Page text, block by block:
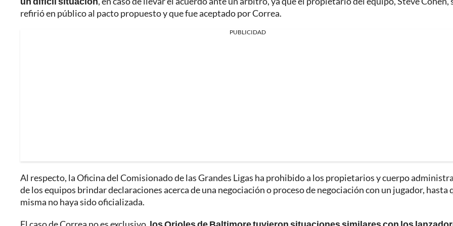
refirió en público al pacto propuesto y que fue aceptado por Correa.
PUBLICIDAD
Al respecto, la Oficina del Comisionado de las Grandes Ligas ha prohibido a los propietarios y cuerpo
de los equipos brindar declaraciones acerca de una negociación o proceso de negociación con un jugador, hasta
misma no haya sido oficializada.